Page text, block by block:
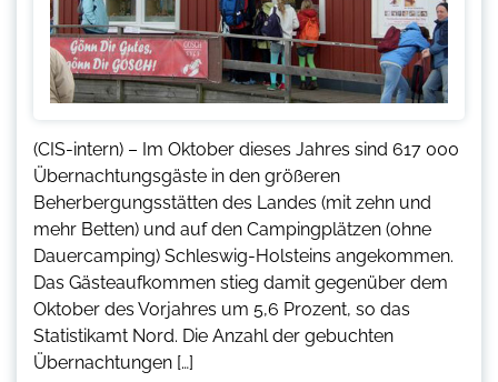
(CIS-intern) – Im Oktober dieses Jahres sind 617 000
Übernachtungsgäste in den größeren
Beherbergungsstätten des Landes (mit zehn und
mehr Betten) und auf den Campingplätzen (ohne
Dauercamping) Schleswig-Holsteins angekommen.
Das Gästeaufkommen stieg damit gegenüber dem
Oktober des Vorjahres um 5,6 Prozent, so das
Statistikamt Nord. Die Anzahl der gebuchten
Übernachtungen […]